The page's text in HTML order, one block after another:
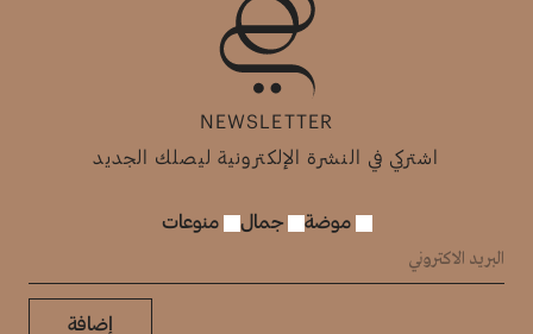
NEWSLETTER
اشتركي في النشرة الإلكترونية ليصلك الجديد
موضة جمال منوعات
إضافة